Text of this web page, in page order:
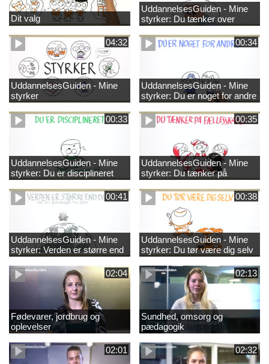
Dit valg
UddannelsesGuiden - Mine
styrker: Du tænker over
tingene
04:32
UddannelsesGuiden - Mine
styrker
00:34
UddannelsesGuiden - Mine
styrker: Du er noget for andre
00:33
UddannelsesGuiden - Mine
styrker: Du er disciplineret
00:35
UddannelsesGuiden - Mine
styrker: Du tænker på
fællesskabet
00:41
UddannelsesGuiden - Mine
styrker: Verden er større end
dig og du bidrager til den
00:38
UddannelsesGuiden - Mine
styrker: Du tør være dig selv
02:04
Fødevarer, jordbrug og
oplevelser
02:13
Sundhed, omsorg og
pædagogik
02:01 02:32